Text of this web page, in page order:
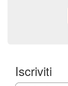
Iscriviti